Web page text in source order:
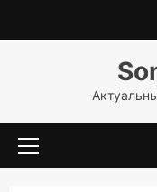
к
Основное